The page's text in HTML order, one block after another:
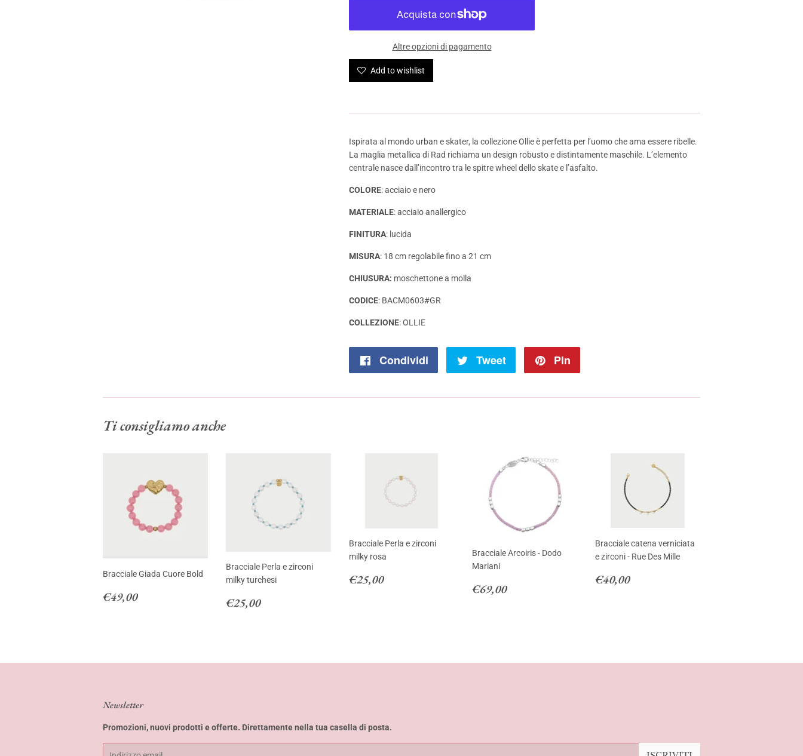
Altre opzioni di pagamento
Add to wishlist
Ispirata al mondo urban e skater, la collezione Ollie è perfetta per l’uomo che ama essere ribelle.
La maglia metallica di Rad richiama un design robusto e distintamente maschile. L’elemento
centrale nasce dall’incontro tra le spitre wheel dello skate e l’asfalto.
COLORE: acciaio e nero
MATERIALE: acciaio anallergico
FINITURA: lucida
MISURA: 18 cm regolabile fino a 21 cm
CHIUSURA: moschettone a molla
CODICE: BACM0603#GR
COLLEZIONE:OLLIE
Condividi
CondividiTweet
Twitta
Pin
Ti consigliamo anche
Bracciale Giada Cuore Bold
Prezzo
€49,00€49,00
Bracciale Perla e zirconi
milky turchesi
Prezzo
€25,00€25,00
Bracciale Perla e zirconi
milky rosa
Prezzo
€25,00€25,00
Bracciale Arcoiris - Dodo
Mariani
Prezzo
€69,00€69,00
Bracciale catena verniciata
e zirconi - Rue Des Mille
Prezzo
€40,00€40,00
Newsletter
Promozioni, nuovi prodotti e offerte. Direttamente nella tua casella di posta.
Email